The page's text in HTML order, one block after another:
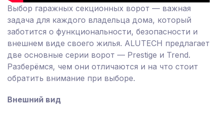
Выбор гаражных секционных ворот — важная
задача для каждого владельца дома, который
заботится о функциональности, безопасности и
внешнем виде своего жилья. ALUTECH предлагает
две основные серии ворот — Prestige и Trend.
Разберёмся, чем они отличаются и на что стоит
обратить внимание при выборе.
Внешний вид